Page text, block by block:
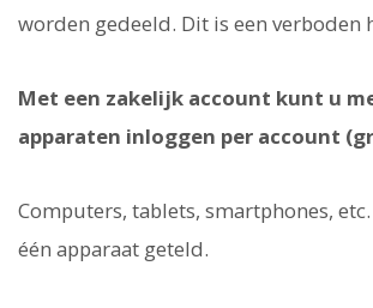
worden gedeeld. Dit is een verboden
Met een zakelijk account kunt u
apparaten inloggen per account
Computers, tablets, smartphones,
één apparaat geteld.